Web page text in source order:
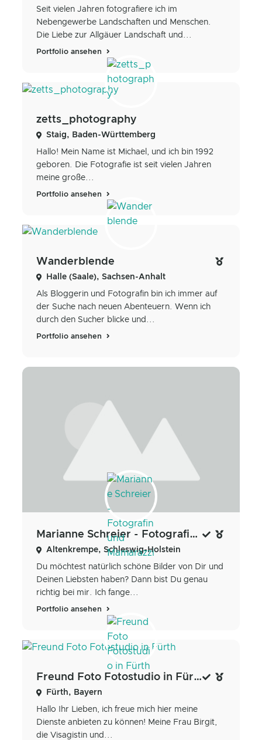
Seit vielen Jahren fotografiere ich im
Nebengewerbe Landschaften und Menschen.
Die Liebe zur Allgäuer Landschaft und...
Portfolio ansehen
zetts_photography
Staig, Baden-Württemberg
Hallo! Mein Name ist Michael, und ich bin 1992
geboren. Die Fotografie ist seit vielen Jahren
meine große...
Portfolio ansehen
Wanderblende
Halle (Saale), Sachsen-Anhalt
Als Bloggerin und Fotografin bin ich immer auf
der Suche nach neuen Abenteuern. Wenn ich
durch den Sucher blicke und...
Portfolio ansehen
Marianne Schreier - Fotografin und Mamarazzi
Altenkrempe, Schleswig-Holstein
Du möchtest natürlich schöne Bilder von Dir und
Deinen Liebsten haben? Dann bist Du genau
richtig bei mir. Ich fange...
Portfolio ansehen
Freund Foto Fotostudio in Fürth
Fürth, Bayern
Hallo Ihr Lieben, ich freue mich hier meine
Dienste anbieten zu können! Meine Frau Birgit,
die Visagistin und...